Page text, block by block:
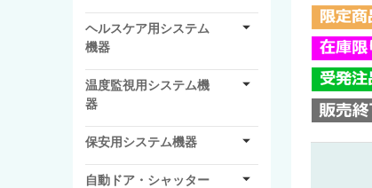
ヘルスケア用システム
機器
温度監視用システム機
器
保安用システム機器
自動ドア・シャッター